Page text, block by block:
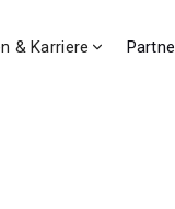
& Karriere